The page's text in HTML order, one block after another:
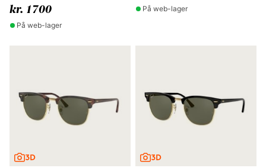
kr. 1700
På web-lager
På web-lager